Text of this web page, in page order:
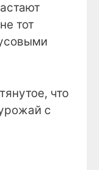
тот
что
с